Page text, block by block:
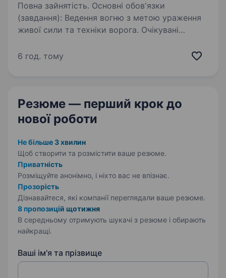
Повна зайнятість. Основні обов'язки
(завдання): Ведення вогню з метою ураження
живої сили та техніки ворога. Очікувані
на полі бою; вміння влучно стріляти; виконання
6 год. тому
Резюме — перший крок до
нової роботи
Не більше 3 хвилин
Щоб створити та розмістити ваше резюме.
Приватність
Розміщуйте анонімно, і ніхто вас не впізнає.
Прозорість
Дізнавайтеся, які компанії переглядали ваше резюме.
8 пропозицій щотижня
В середньому отримують шукачі з резюме і обирають
найкращі.
Ваші ім'я та прізвище